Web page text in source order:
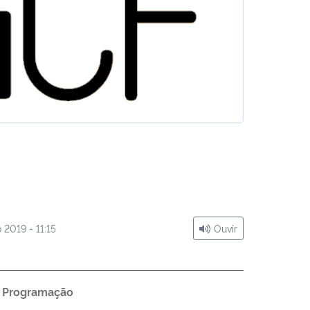
- 11:15 Ouvir
Programação